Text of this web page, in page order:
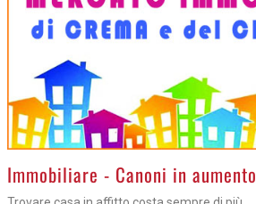
>Immobiliare - Canoni in aumento